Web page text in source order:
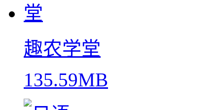
趣农学堂
135.59MB